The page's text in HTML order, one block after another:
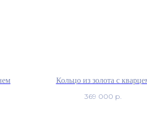
Кольцо из золота с
369 000 р.